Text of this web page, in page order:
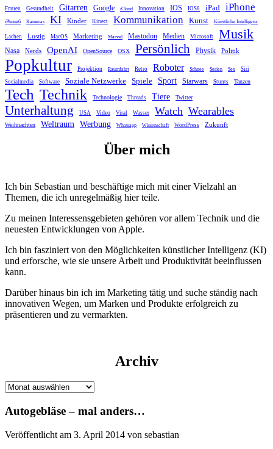
Frauen
Gesundheit Gitarren Google iCloud Innovation IOS IOS8 iPad iPhone
iPhone6 Kameras KI Kinder Kinect Kommunikation Kunst Künstliche Intelligenz
Lachen Lustig MacOS Marketing Marvel Mastodon Medien Microsoft Musik
Nasa Nerds OpenAI OpenSource OSX Persönlich Physik Politik
Popkultur Projektion Raumfahrt Retro Roboter Schnee Serien Sex Siri
Socialmedia Software Soziale Netzwerke Spiele Sport Starwars Stunts Tanzen
Tech Technik Technologie Threads Tiere Twitter
Unterhaltung USA Video Viral Wasser Watch Wearables
Weihnachten Weltraum Werbung Whatsapp Wissenschaft WordPress Zukunft
Über mich
Ich bin Sebastian und beschäftige mich mit einer Vielzahl an
Themen, die ich unregelmäßig hier teile.
Zu meinen Interessensgebieten gehören vor allem Technik und die
neuesten Entwicklungen von Apple.
Ich bin fasziniert von den Möglichkeiten künstlicher Intelligenz (KI)
und erforsche, wie sie unsere Arbeit und Produktivität beeinflussen
kann.
Darüber hinaus bin ich im Marketing tätig und suche ständig nach
innovativen Wegen, um Marken und Produkte erfolgreich zu
präsentieren und zu vermarkten.
Archiv
Archiv
Autogebläse – mal anders…
Veröffentlicht am 3. April 2014 von sebastian